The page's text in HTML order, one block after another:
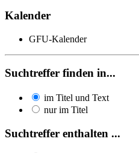
Kalender
GFU-Kalender
Suchtreffer finden in...
im Titel und Text
nur im Titel
Suchtreffer enthalten ...